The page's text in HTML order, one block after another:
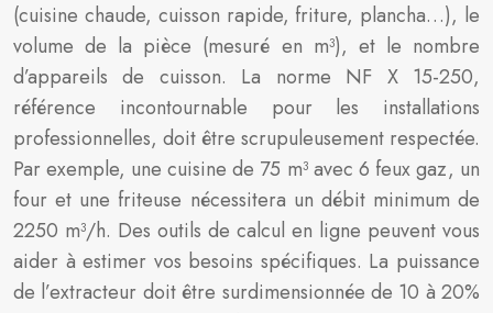
(cuisine chaude, cuisson rapide, friture, plancha…), le
volume de la pièce (mesuré en m³), et le nombre
d’appareils de cuisson. La norme NF X 15-250,
référence incontournable pour les installations
professionnelles, doit être scrupuleusement respectée.
Par exemple, une cuisine de 75 m³ avec 6 feux gaz, un
four et une friteuse nécessitera un débit minimum de
2250 m³/h. Des outils de calcul en ligne peuvent vous
aider à estimer vos besoins spécifiques. La puissance
de l’extracteur doit être surdimensionnée de 10 à 20%